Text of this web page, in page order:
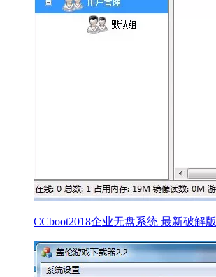
CCboot2018企业无盘系统 最新破解版